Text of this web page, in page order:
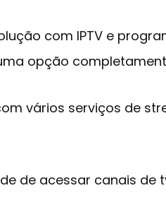
com IPTV e
opção
vários serviços de
de acessar canais de